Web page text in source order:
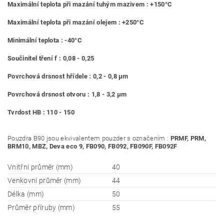
Maximální teplota při mazání tuhým mazivem : +150°C
Maximální teplota při mazání olejem : +250°C
Minimální teplota : -40°C
Součinitel tření f : 0,08 - 0,25
Povrchová drsnost hřídele : 0,2 - 0,8 μm
Povrchová drsnost otvoru : 1,8 - 3,2 μm
Tvrdost HB : 110 - 150
Pouzdra B90 jsou ekvivalentem pouzder s označením : PRMF, PRM,
BRM10, MBZ, Deva eco 9, FB090, FB092, FB090F, FB092F
Vnitřní průměr (mm)
40
Venkovní průměr (mm)
44
Délka (mm)
50
Průměr příruby (mm)
55